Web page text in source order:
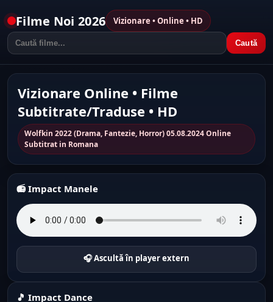
Filme Noi 2026 Vizionare • Online • HD
Caută
Vizionare Online • Filme
Subtitrate/Traduse • HD
Wolfkin 2022 (Drama, Fantezie, Horror) 05.08.2024 Online
Subtitrat in Romana
📻 Impact Manele
🎧 Ascultă în player extern
🎵 Impact Dance